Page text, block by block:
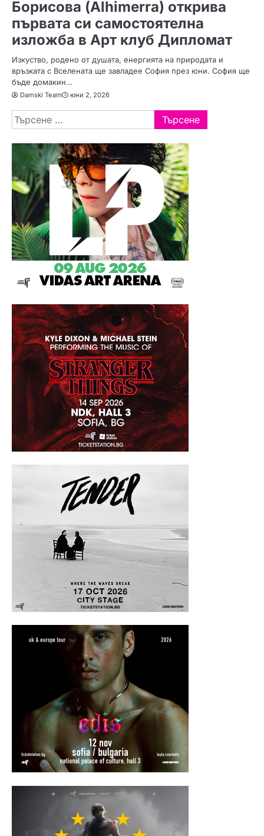
Борисова (Alhimerra) открива
първата си самостоятелна
изложба в Арт клуб Дипломат
Изкуство, родено от душата, енергията на природата и
връзката с Вселената ще завладее София през юни. София ще
бъде домакин…
Damski Team юни 2, 2026
Търсене
за: